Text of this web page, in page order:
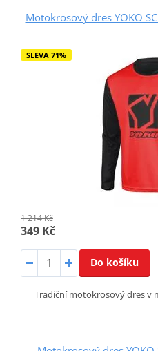
Motokrosový dres YOKO
SLEVA 71%
1 214 Kč
349 Kč
Do košíku
Tradiční motokrosový dres v